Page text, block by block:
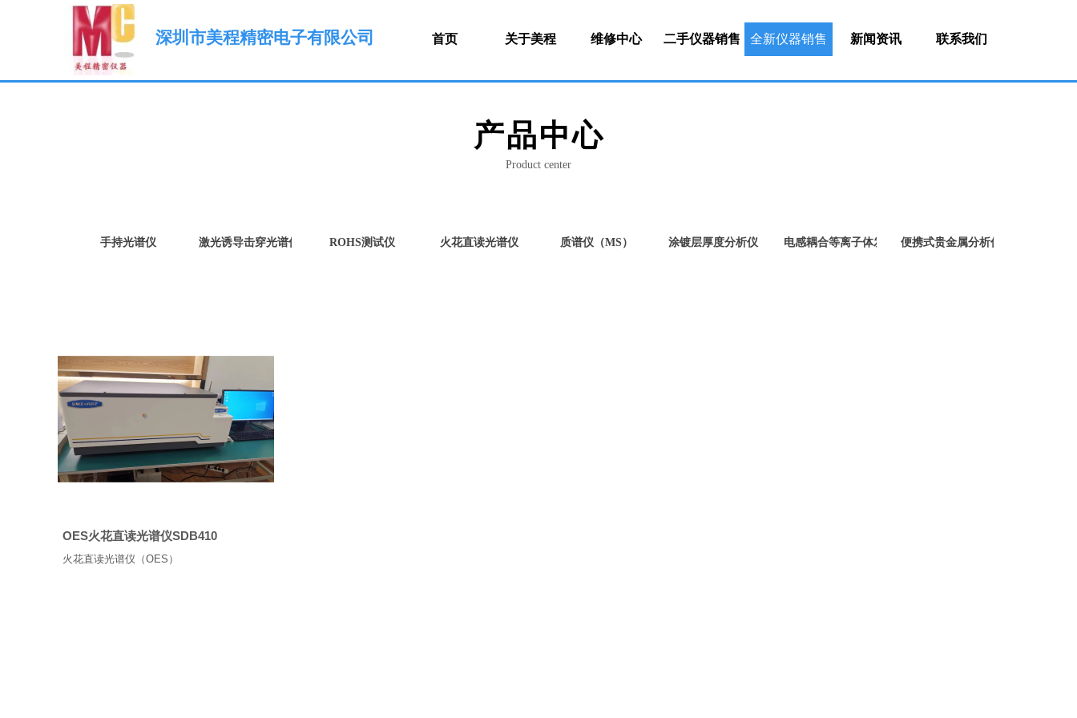
产品中心
Product center
手持光谱仪 激光诱导击穿光谱仪（LIBS）ROHS测试仪 火花直读光谱仪 质谱仪（MS） 涂镀层厚度分析仪 电感耦合等离子体发射光谱仪便携式贵金属分析仪
OES火花直读光谱仪SDB410
火花直读光谱仪（OES）
深圳市美程精密电子有限公司 首页 关于美程 维修中心 二手仪器销售 全新仪器销售 新闻资讯 联系我们